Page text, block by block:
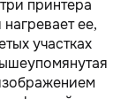
принтера
ее,
участках